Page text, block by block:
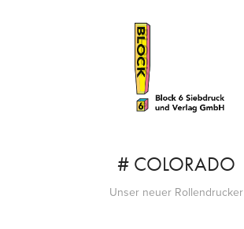
# COLORADO
Unser neuer Rollendrucker